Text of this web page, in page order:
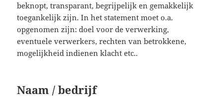
beknopt, transparant, begrijpelijk en gemakkelijk
toegankelijk zijn. In het statement moet o.a.
opgenomen zijn: doel voor de verwerking,
eventuele verwerkers, rechten van betrokkene,
mogelijkheid indienen klacht etc..
Naam / bedrijf